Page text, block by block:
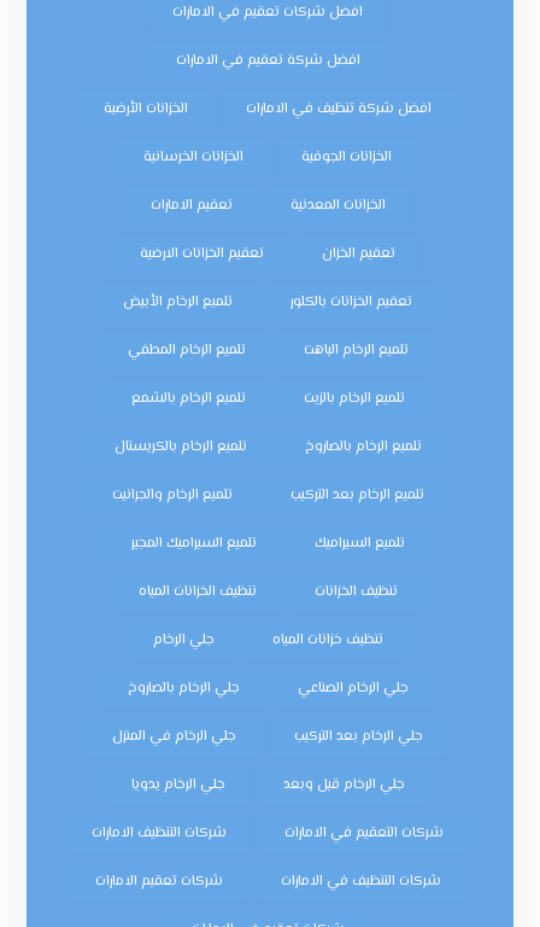
افضل شركات تعقيم في الامارات
افضل شركة تعقيم في الامارات
افضل شركة تنظيف في الامارات الخزانات الأرضية
الخزانات الجوفية الخزانات الخرسانية
الخزانات المعدنية تعقيم الامارات
تعقيم الخزان تعقيم الخزانات الارضية
تعقيم الخزانات بالكلور تلميع الرخام الأبيض
تلميع الرخام الباهت تلميع الرخام المطفي
تلميع الرخام بالزيت تلميع الرخام بالشمع
تلميع الرخام بالصاروخ تلميع الرخام بالكريستال
تلميع الرخام بعد التركيب تلميع الرخام والجرانيت
تلميع السيراميك تلميع السيراميك المجير
تنظيف الخزانات تنظيف الخزانات المياه
تنظيف خزانات المياه جلي الرخام
جلي الرخام الصناعي جلي الرخام بالصاروخ
جلي الرخام بعد التركيب جلي الرخام في المنزل
جلي الرخام قبل وبعد جلي الرخام يدويا
شركات التعقيم في الامارات شركات التنظيف الامارات
شركات التنظيف في الامارات شركات تعقيم الامارات